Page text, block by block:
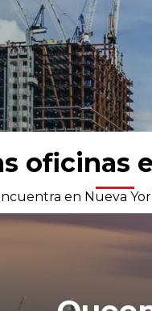
oficinas
en Nueva